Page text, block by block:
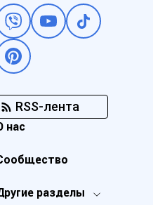
RSS-лента
разделы
нас